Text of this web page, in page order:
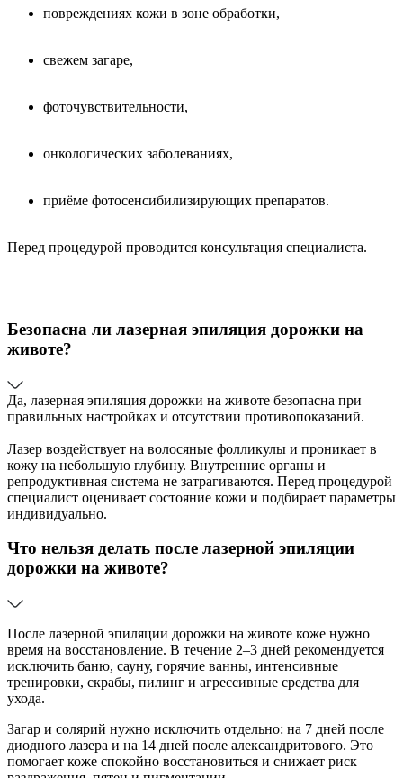
повреждениях кожи в зоне обработки,
свежем загаре,
фоточувствительности,
онкологических заболеваниях,
приёме фотосенсибилизирующих препаратов.
Перед процедурой проводится консультация специалиста.
Безопасна ли лазерная эпиляция дорожки на
животе?
Да, лазерная эпиляция дорожки на животе безопасна при
правильных настройках и отсутствии противопоказаний.
Лазер воздействует на волосяные фолликулы и проникает в
кожу на небольшую глубину. Внутренние органы и
репродуктивная система не затрагиваются. Перед процедурой
специалист оценивает состояние кожи и подбирает параметры
индивидуально.
Что нельзя делать после лазерной эпиляции
дорожки на животе?
После лазерной эпиляции дорожки на животе коже нужно
время на восстановление. В течение 2–3 дней рекомендуется
исключить баню, сауну, горячие ванны, интенсивные
тренировки, скрабы, пилинг и агрессивные средства для
ухода.
Загар и солярий нужно исключить отдельно: на 7 дней после
диодного лазера и на 14 дней после александритового. Это
помогает коже спокойно восстановиться и снижает риск